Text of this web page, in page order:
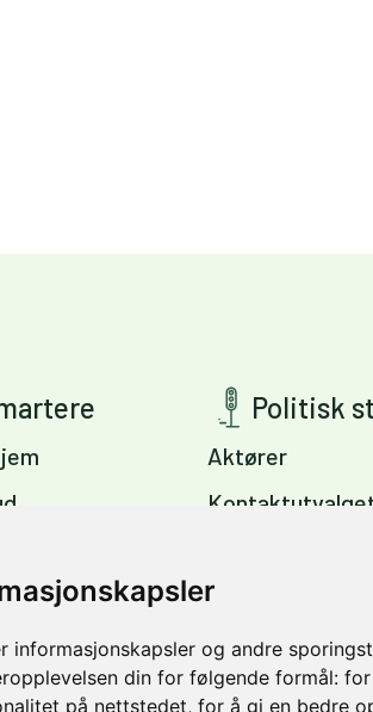
informasjonskapsler og andre
din for følgende formål:
på nettstedet, for å gi en bedre
Politisk
Aktører
Miljøpakkens mål